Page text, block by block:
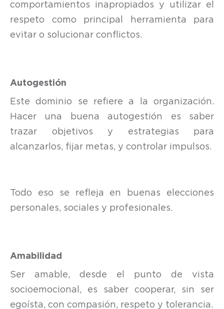
comportamientos inapropiados y utilizar el
respeto como principal herramienta para
evitar o solucionar conflictos.
Autogestión
Este dominio se refiere a la organización.
Hacer una buena autogestión es saber
trazar objetivos y estrategias para
alcanzarlos, fijar metas, y controlar impulsos.
Todo eso se refleja en buenas elecciones
personales, sociales y profesionales.
Amabilidad
Ser amable, desde el punto de vista
socioemocional, es saber cooperar, sin ser
egoísta, con compasión, respeto y tolerancia.